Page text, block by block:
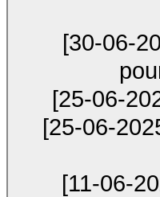
[30-06-
[25-06-
[25-06-
[11-06-